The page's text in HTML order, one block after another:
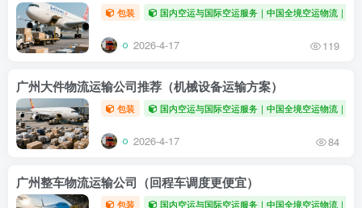
包装 国内空运与国际空运服务｜中国全境空运物流｜全
2026-4-17 119
广州大件物流运输公司推荐（机械设备运输方案）
包装 国内空运与国际空运服务｜中国全境空运物流｜全
2026-4-17 84
广州整车物流运输公司（回程车调度更便宜）
包装 国内空运与国际空运服务｜中国全境空运物流｜全